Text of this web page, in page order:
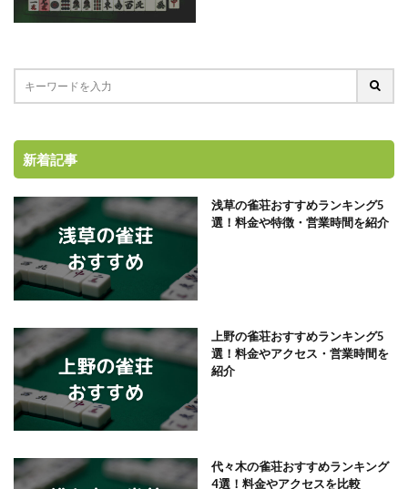
新着記事
浅草の雀荘おすすめランキング5
選！料金や特徴・営業時間を紹介
上野の雀荘おすすめランキング5
選！料金やアクセス・営業時間を
紹介
代々木の雀荘おすすめランキング
4選！料金やアクセスを比較